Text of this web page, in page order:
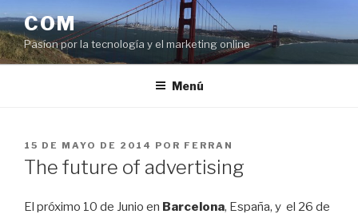
al
contenido
COM
Pasíon por la tecnología y el marketing online
Menú
PUBLICADO
EL
15 DE MAYO DE 2014 POR FERRAN
The future of advertising
El próximo 10 de Junio en Barcelona, España, y el 26 de